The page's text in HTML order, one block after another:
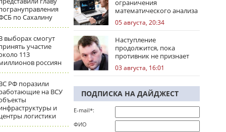
по Сахалину
выборах смогут
участие
113
россиян
РФ поразили
на ВСУ
и
логистики
ограничения
математического анализа
избирательных кампаний
05 августа, 20:34
Наступление
продолжится, пока
противник не признает
стратегическое
поражение
03 августа, 16:01
ПОДПИСКА НА ДАЙДЖЕСТ
E-mail*:
ФИО